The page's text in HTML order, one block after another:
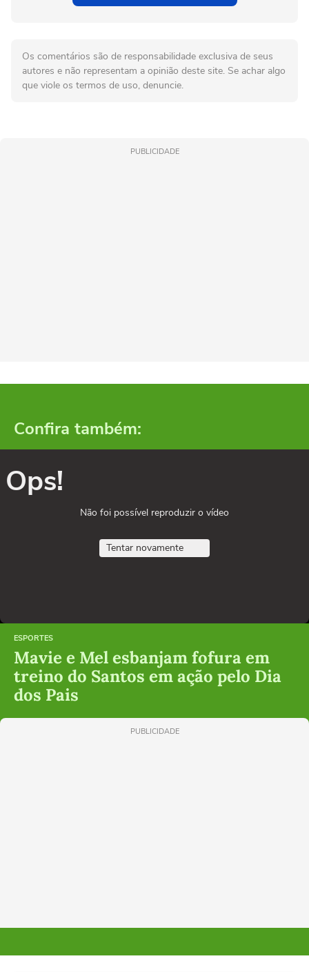
Os comentários são de responsabilidade exclusiva de seus
autores e não representam a opinião deste site. Se achar algo
que viole os termos de uso, denuncie.
PUBLICIDADE
Confira também:
Ops!
Não foi possível reproduzir o vídeo
Tentar novamente
ESPORTES
Mavie e Mel esbanjam fofura em
treino do Santos em ação pelo Dia
dos Pais
PUBLICIDADE